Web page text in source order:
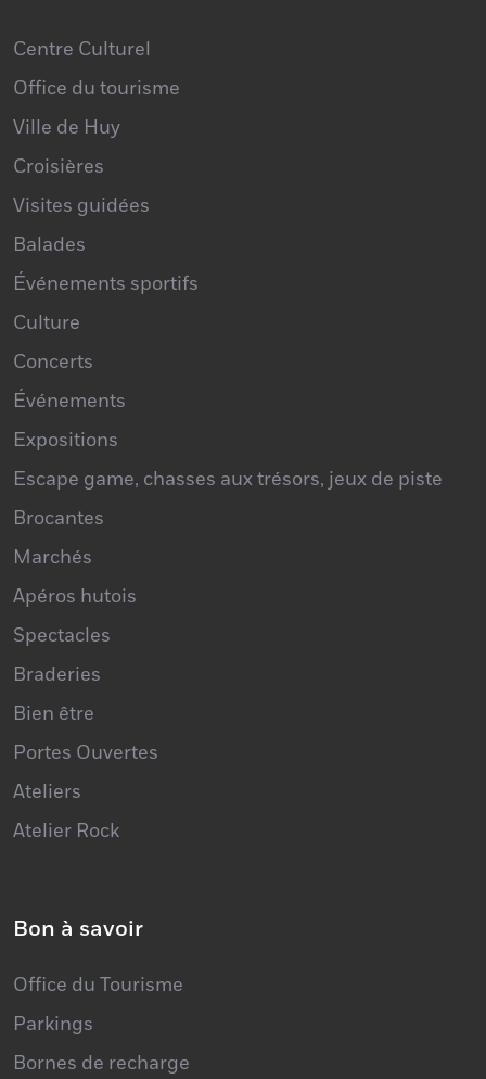
Centre Culturel
Office du tourisme
Ville de Huy
Croisières
Visites guidées
Balades
Événements sportifs
Culture
Concerts
Événements
Expositions
Escape game, chasses aux trésors, jeux de piste
Brocantes
Marchés
Apéros hutois
Spectacles
Braderies
Bien être
Portes Ouvertes
Ateliers
Bon à savoir
Office du Tourisme
Parkings